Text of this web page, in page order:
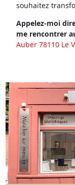
souhaitez
Appelez-moi
me rencontrer
Auber 78110 Le